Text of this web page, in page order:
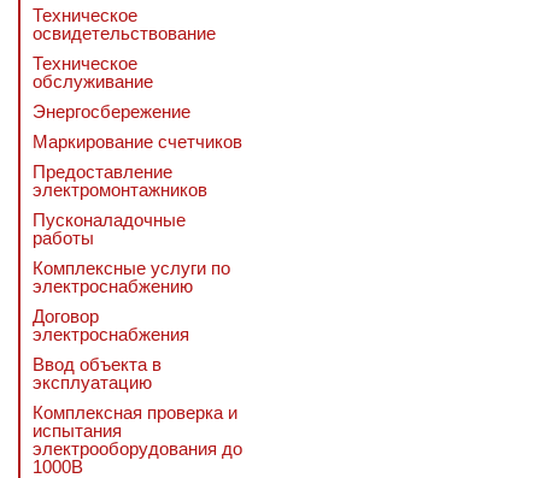
Техническое
освидетельствование
Техническое
обслуживание
Энергосбережение
Маркирование счетчиков
Предоставление
электромонтажников
Пусконаладочные
работы
Комплексные услуги по
электроснабжению
Договор
электроснабжения
Ввод объекта в
эксплуатацию
Комплексная проверка и
испытания
электрооборудования до
1000В